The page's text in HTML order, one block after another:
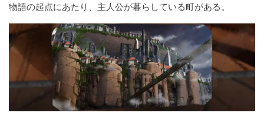
物語の起点にあたり、主人公が暮らしている町がある。